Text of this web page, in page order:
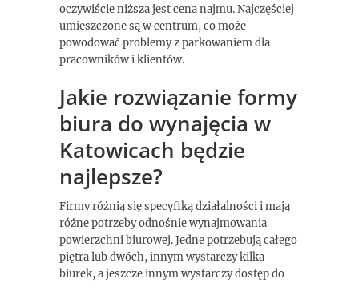
oczywiście niższa jest cena najmu. Najczęściej
umieszczone są w centrum, co może
powodować problemy z parkowaniem dla
pracowników i klientów.
Jakie rozwiązanie formy
biura do wynajęcia w
Katowicach będzie
najlepsze?
Firmy różnią się specyfiką działalności i mają
różne potrzeby odnośnie wynajmowania
powierzchni biurowej. Jedne potrzebują całego
piętra lub dwóch, innym wystarczy kilka
biurek, a jeszcze innym wystarczy dostęp do